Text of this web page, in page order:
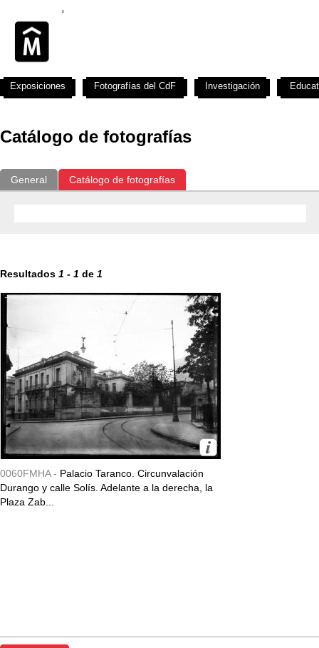
Catálogo de fotografías
General Catálogo de fotografías
Resultados 1 - 1 de 1
0060FMHA - Palacio Taranco. Circunvalación
Durango y calle Solís. Adelante a la derecha, la
Plaza Zab...
Exposiciones Fotografías del CdF Investigación